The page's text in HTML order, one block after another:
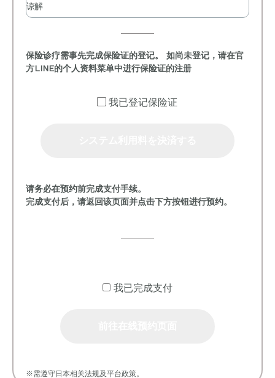
谅解
保险诊疗需事先完成保险证的登记。 如尚未登记，请在官
方LINE的个人资料菜单中进行保险证的注册
我已登记保险证
请务必在预约前完成支付手续。
完成支付后，请返回该页面并点击下方按钮进行预约。
我已完成支付
※需遵守日本相关法规及平台政策。